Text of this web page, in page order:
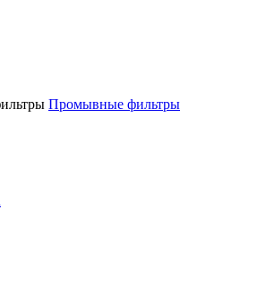
Промывные фильтры